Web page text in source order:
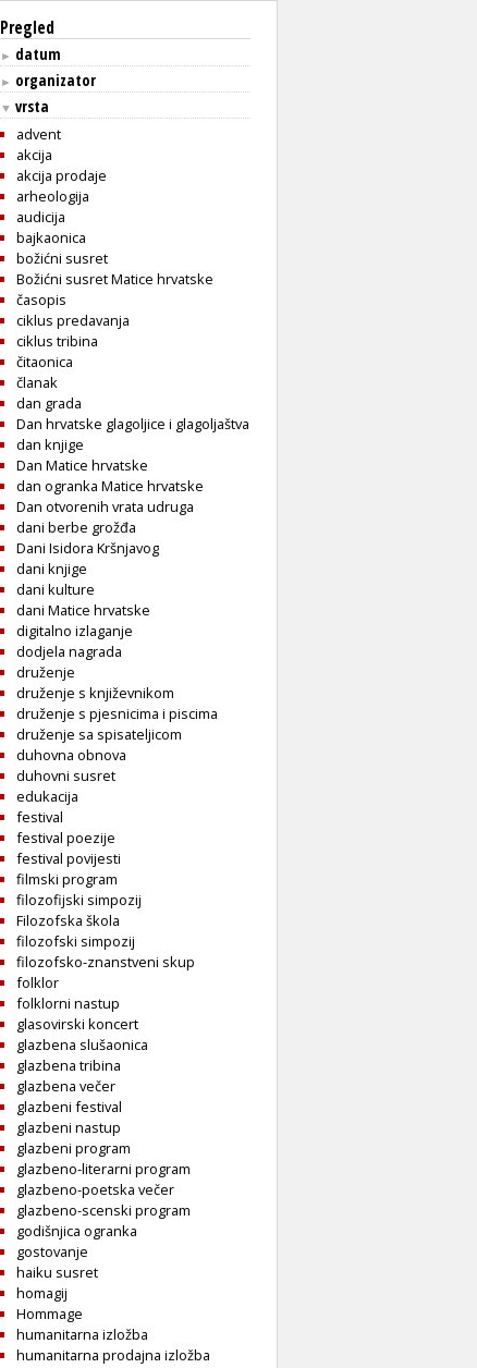
Pregled
► datum
► organizator
▼ vrsta
advent
akcija
akcija prodaje
arheologija
audicija
bajkaonica
božićni susret
Božićni susret Matice hrvatske
časopis
ciklus predavanja
ciklus tribina
čitaonica
članak
dan grada
Dan hrvatske glagoljice i glagoljaštva
dan knjige
Dan Matice hrvatske
dan ogranka Matice hrvatske
Dan otvorenih vrata udruga
dani berbe grožđa
Dani Isidora Kršnjavog
dani knjige
dani kulture
dani Matice hrvatske
digitalno izlaganje
dodjela nagrada
druženje
druženje s književnikom
druženje s pjesnicima i piscima
druženje sa spisateljicom
duhovna obnova
duhovni susret
edukacija
festival
festival poezije
festival povijesti
filmski program
filozofijski simpozij
Filozofska škola
filozofski simpozij
filozofsko-znanstveni skup
folklor
folklorni nastup
glasovirski koncert
glazbena slušaonica
glazbena tribina
glazbena večer
glazbeni festival
glazbeni nastup
glazbeni program
glazbeno-literarni program
glazbeno-poetska večer
glazbeno-scenski program
godišnjica ogranka
gostovanje
haiku susret
homagij
Hommage
humanitarna izložba
humanitarna prodajna izložba